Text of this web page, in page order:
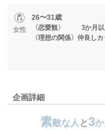
女性
26〜31歳
〈恋愛観〉 3か月以
〈理想の関係〉仲良し
企画詳細
素敵な人 と 3